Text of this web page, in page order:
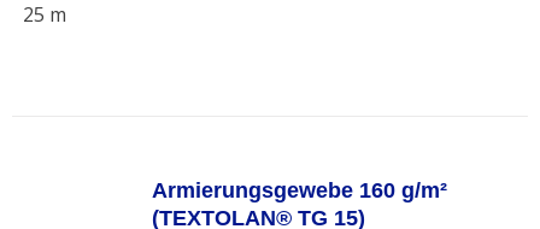
25 m
Armierungsgewebe 160 g/m²
(TEXTOLAN® TG 15)